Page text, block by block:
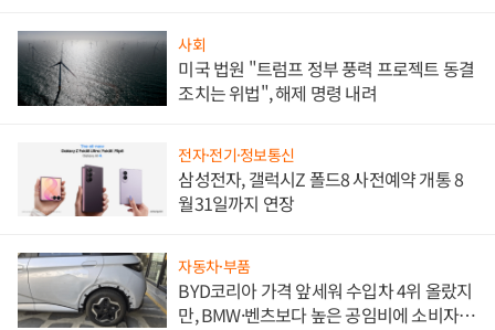
사회
미국 법원 "트럼프 정부 풍력 프로젝트 동결
조치는 위법", 해제 명령 내려
전자·전기·정보통신
삼성전자, 갤럭시Z 폴드8 사전예약 개통 8
월31일까지 연장
자동차·부품
BYD코리아 가격 앞세워 수입차 4위 올랐지
만, BMW·벤츠보다 높은 공임비에 소비자